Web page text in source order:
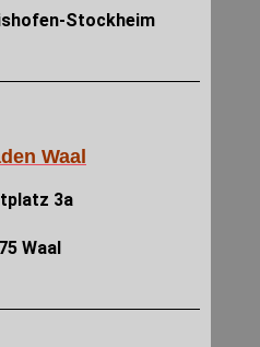
Stockheim
Waal
3a
Waal